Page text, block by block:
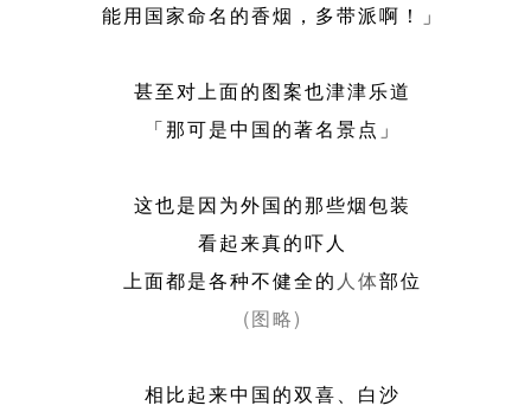
能用国家命名的香烟，多带派啊！」
甚至对上面的图案也津津乐道
「那可是中国的著名景点」
这也是因为外国的那些烟包装
看起来真的吓人
上面都是各种不健全的 人体部位
(图略)
相比起来中国的双喜、白沙